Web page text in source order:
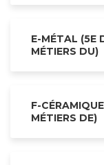
E-MÉTAL (5E
MÉTIERS DU)
F-
MÉTIERS DE)